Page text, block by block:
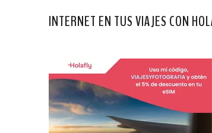
INTERNET EN TUS VIAJES CON